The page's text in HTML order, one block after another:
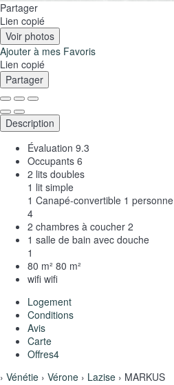
Partager
Lien copié
Voir photos
Ajouter à mes Favoris
Lien copié
Partager
Description
Évaluation 9.3
Occupants 6
2 lits doubles
1 lit simple
1 Canapé-convertible 1 personne
4
2 chambres à coucher 2
1 salle de bain avec douche
1
80 m² 80 m²
wifi wifi
Logement
Conditions
Avis
Carte
Offres4
› Vénétie › Vérone › Lazise › MARKUS